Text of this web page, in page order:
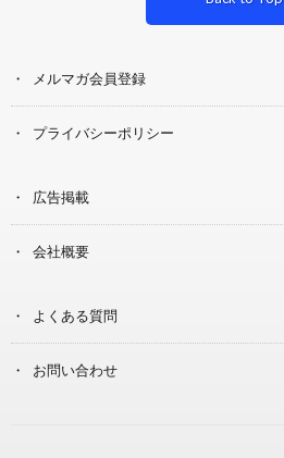
メルマガ会員登録
プライバシーポリシー
広告掲載
会社概要
よくある質問
お問い合わせ